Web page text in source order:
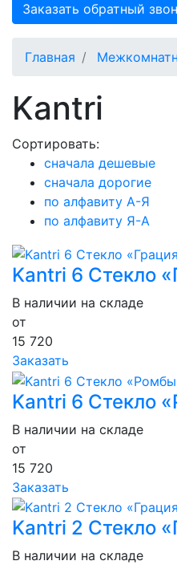
Заказать обратный
Главная
Kantri
Сортировать:
cначала дешевые
cначала дорогие
по алфавиту А-Я
по алфавиту Я-А
Kantri 6 Стекло
В наличии на складе
от
15 720
Заказать
Kantri 6 Стекло
В наличии на складе
от
15 720
Заказать
Kantri 2 Стекло
В наличии на складе